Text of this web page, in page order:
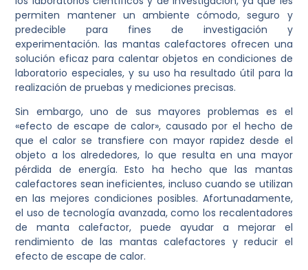
permiten mantener un ambiente cómodo, seguro y
predecible para fines de investigación y
experimentación. las mantas calefactores ofrecen una
solución eficaz para calentar objetos en condiciones de
laboratorio especiales, y su uso ha resultado útil para la
realización de pruebas y mediciones precisas.
Sin embargo, uno de sus mayores problemas es el
«efecto de escape de calor», causado por el hecho de
que el calor se transfiere con mayor rapidez desde el
objeto a los alrededores, lo que resulta en una mayor
pérdida de energía. Esto ha hecho que las mantas
calefactores sean ineficientes, incluso cuando se utilizan
en las mejores condiciones posibles. Afortunadamente,
el uso de tecnología avanzada, como los recalentadores
de manta calefactor, puede ayudar a mejorar el
rendimiento de las mantas calefactores y reducir el
efecto de escape de calor.